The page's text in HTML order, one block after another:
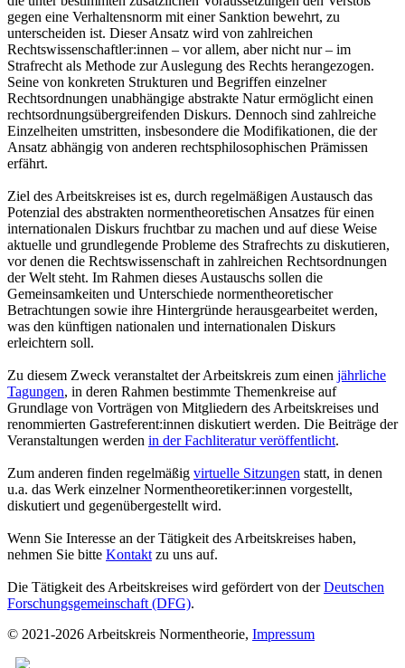
gegen eine Verhaltensnorm mit einer Sanktion bewehrt, zu
unterscheiden ist. Dieser Ansatz wird von zahlreichen
Rechtswissenschaftler:innen – vor allem, aber nicht nur – im
Strafrecht als Methode zur Auslegung des Rechts herangezogen.
Seine von konkreten Strukturen und Begriffen einzelner
Rechtsordnungen unabhängige abstrakte Natur ermöglicht einen
rechtsordnungsübergreifenden Diskurs. Dennoch sind zahlreiche
Einzelheiten umstritten, insbesondere die Modifikationen, die der
Ansatz abhängig von anderen rechtsphilosophischen Prämissen
erfährt.
Ziel des Arbeitskreises ist es, durch regelmäßigen Austausch das
Potenzial des abstrakten normentheoretischen Ansatzes für einen
internationalen Diskurs fruchtbar zu machen und auf diese Weise
aktuelle und grundlegende Probleme des Strafrechts zu diskutieren,
vor denen die Rechtswissenschaft in zahlreichen Rechtsordnungen
der Welt steht. Im Rahmen dieses Austauschs sollen die
Gemeinsamkeiten und Unterschiede normentheoretischer
Betrachtungen sowie ihre Hintergründe herausgearbeitet werden,
was den künftigen nationalen und internationalen Diskurs
erleichtern soll.
Zu diesem Zweck veranstaltet der Arbeitskreis zum einen jährliche
Tagungen, in deren Rahmen bestimmte Themenkreise auf
Grundlage von Vorträgen von Mitgliedern des Arbeitskreises und
renommierten Gastreferent:innen diskutiert werden. Die Beiträge der
Veranstaltungen werden in der Fachliteratur veröffentlicht.
Zum anderen finden regelmäßig virtuelle Sitzungen statt, in denen
u.a. das Werk einzelner Normentheoretiker:innen vorgestellt,
diskutiert und gegenübergestellt wird.
Wenn Sie Interesse an der Tätigkeit des Arbeitskreises haben,
nehmen Sie bitte Kontakt zu uns auf.
Die Tätigkeit des Arbeitskreises wird gefördert von derDeutschen
Forschungsgemeinschaft (DFG).
© 2021-2026 Arbeitskreis Normentheorie, Impressum